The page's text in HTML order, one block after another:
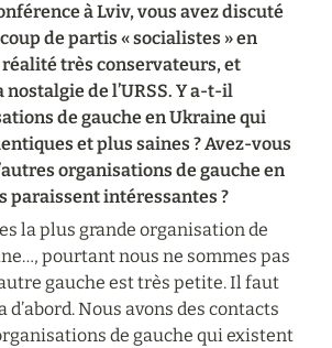
à Lviv, vous avez discuté
de partis « socialistes » en
très conservateurs, et
de l’URSS. Y a-t-il
de gauche en Ukraine qui
et plus saines ? Avez-vous
organisations de gauche en
paraissent intéressantes ?
la plus grande organisation de
pourtant nous ne sommes pas
gauche est très petite. Il faut
Nous avons des contacts
de gauche qui existent